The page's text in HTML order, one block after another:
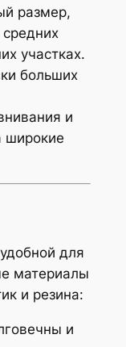
размер,
участках.
больших
и
широкие
для
материалы
и резина:
и